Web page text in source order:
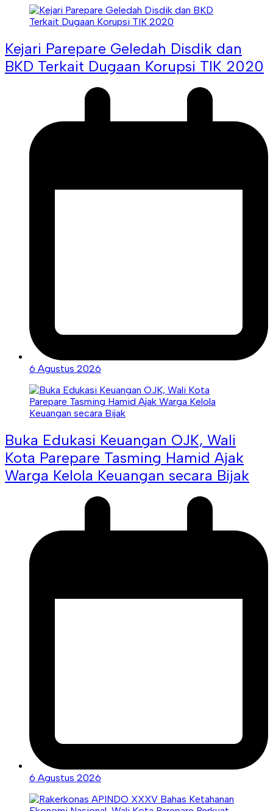
Kejari Parepare Geledah Disdik dan
BKD Terkait Dugaan Korupsi TIK 2020
6 Agustus 2026
Buka Edukasi Keuangan OJK, Wali
Kota Parepare Tasming Hamid Ajak
Warga Kelola Keuangan secara Bijak
6 Agustus 2026